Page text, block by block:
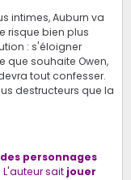
intimes, Auburn va
risque bien plus
: s'éloigner
que souhaite Owen,
tout confesser.
destructeurs que la
des personnages
L'auteur saitjouer